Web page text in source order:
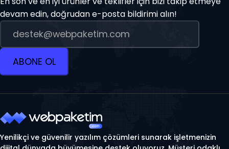
devam edin, doğrudan e-posta bildirimi alın!
ABONE OL
Yenilikçi ve güvenilir yazılım çözümleri sunarak işletmenizin